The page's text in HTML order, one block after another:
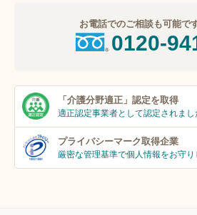
お電話でのご相談も可能で
0120-
「介護分野適正」 認定を取得
適正認定事業者として認定されまし
プライバシーマーク取得企業
厳密な管理基準で個人情報をお守り